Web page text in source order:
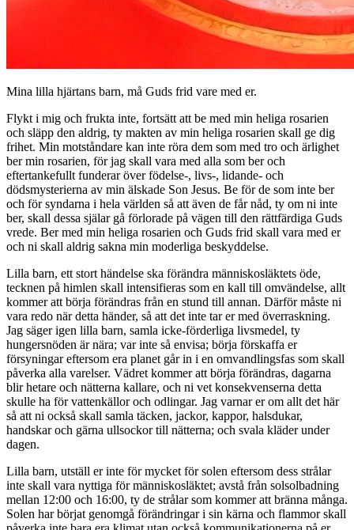
Mina lilla hjärtans barn, må Guds frid vare med er.
Flykt i mig och frukta inte, fortsätt att be med min heliga rosarien
och släpp den aldrig, ty makten av min heliga rosarien skall ge dig
frihet. Min motståndare kan inte röra dem som med tro och ärlighet
ber min rosarien, för jag skall vara med alla som ber och
eftertankefullt funderar över födelse-, livs-, lidande- och
dödsmysterierna av min älskade Son Jesus. Be för de som inte ber
och för syndarna i hela världen så att även de får nåd, ty om ni inte
ber, skall dessa själar gå förlorade på vägen till den rättfärdiga Guds
vrede. Ber med min heliga rosarien och Guds frid skall vara med er
och ni skall aldrig sakna min moderliga beskyddelse.
Lilla barn, ett stort händelse ska förändra människosläktets öde,
tecknen på himlen skall intensifieras som en kall till omvändelse, allt
kommer att börja förändras från en stund till annan. Därför måste ni
vara redo när detta händer, så att det inte tar er med överraskning.
Jag säger igen lilla barn, samla icke-förderliga livsmedel, ty
hungersnöden är nära; var inte så envisa; börja förskaffa er
försyningar eftersom era planet går in i en omvandlingsfas som skall
påverka alla varelser. Vädret kommer att börja förändras, dagarna
blir hetare och nätterna kallare, och ni vet konsekvenserna detta
skulle ha för vattenkällor och odlingar. Jag varnar er om allt det här
så att ni också skall samla täcken, jackor, kappor, halsdukar,
handskar och gärna ullsockor till nätterna; och svala kläder under
dagen.
Lilla barn, utställ er inte för mycket för solen eftersom dess strålar
inte skall vara nyttiga för människosläktet; avstå från solsolbadning
mellan 12:00 och 16:00, ty de strålar som kommer att bränna många.
Solen har börjat genomgå förändringar i sin kärna och flammor skall